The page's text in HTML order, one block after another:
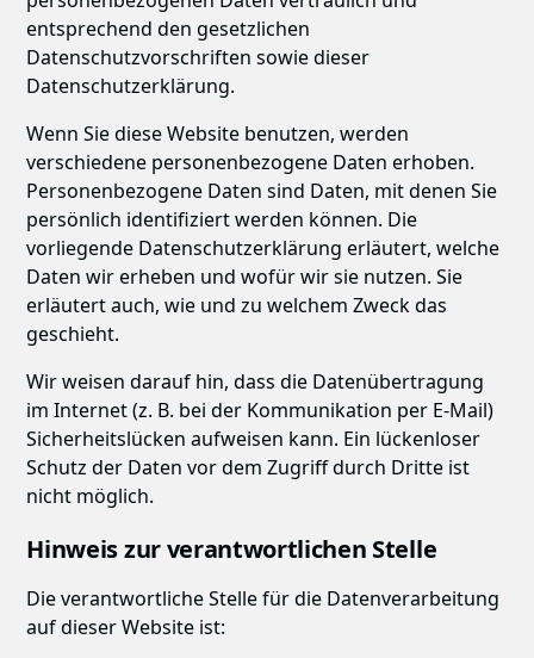
entsprechend den gesetzlichen
Datenschutzvorschriften sowie dieser
Datenschutzerklärung.
Wenn Sie diese Website benutzen, werden
verschiedene personenbezogene Daten erhoben.
Personenbezogene Daten sind Daten, mit denen Sie
persönlich identifiziert werden können. Die
vorliegende Datenschutzerklärung erläutert, welche
Daten wir erheben und wofür wir sie nutzen. Sie
erläutert auch, wie und zu welchem Zweck das
geschieht.
Wir weisen darauf hin, dass die Datenübertragung
im Internet (z. B. bei der Kommunikation per E-Mail)
Sicherheitslücken aufweisen kann. Ein lückenloser
Schutz der Daten vor dem Zugriff durch Dritte ist
nicht möglich.
Hinweis zur verantwortlichen Stelle
Die verantwortliche Stelle für die Datenverarbeitung
auf dieser Website ist: